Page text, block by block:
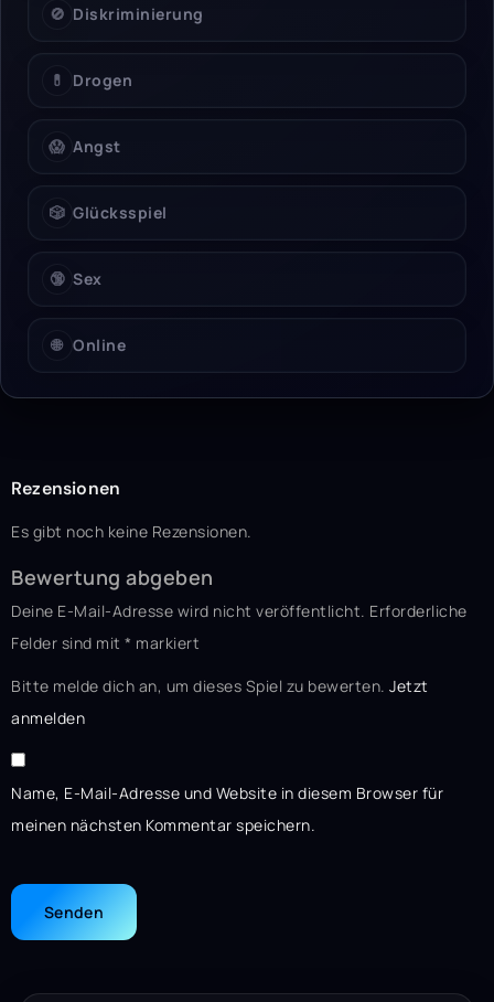
🚫 Diskriminierung
💊 Drogen
😱 Angst
🎲 Glücksspiel
🔞 Sex
🌐 Online
Rezensionen
Es gibt noch keine Rezensionen.
Bewertung abgeben
Deine E-Mail-Adresse wird nicht veröffentlicht. Erforderliche
Felder sind mit * markiert
Bitte melde dich an, um dieses Spiel zu bewerten. Jetzt
anmelden
Name, E-Mail-Adresse und Website in diesem Browser für
meinen nächsten Kommentar speichern.